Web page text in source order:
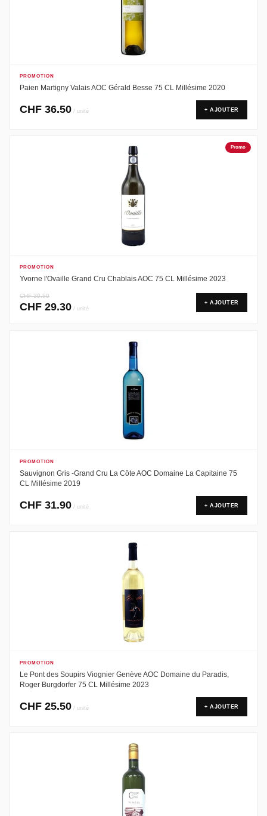
PROMOTION
Paien Martigny Valais AOC Gérald Besse 75 CL Millésime 2020
CHF 36.50 / unité + AJOUTER
Promo
PROMOTION
Yvorne l'Ovaille Grand Cru Chablais AOC 75 CL Millésime 2023
CHF30.50
CHF 29.30 / unité
+ AJOUTER
PROMOTION
Sauvignon Gris -Grand Cru La Côte AOC Domaine La Capitaine 75
CL Millésime 2019
CHF 31.90 / unité + AJOUTER
PROMOTION
Le Pont des Soupirs Viognier Genève AOC Domaine du Paradis,
Roger Burgdorfer 75 CL Millésime 2023
CHF 25.50 / unité + AJOUTER